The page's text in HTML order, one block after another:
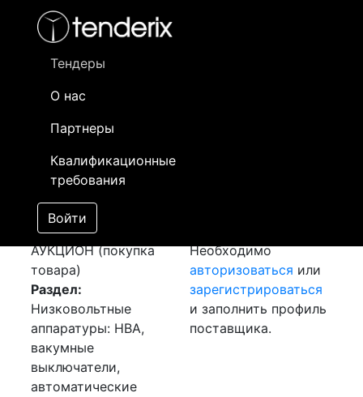
Тендеры
О нас
Партнеры
Квалификационные
требования
Войти
- активный лот
- сохраненный лот (не опубликован)
Закуп:
Микропроцессорное
устройство
[Завершен]
Лот №:4722
АУКЦИОН (покупка
товара)
Раздел:
Низковольтные
аппаратуры: НВА,
вакумные
выключатели,
автоматические
Необходимо
авторизоваться или
зарегистрироваться
и заполнить профиль
поставщика.